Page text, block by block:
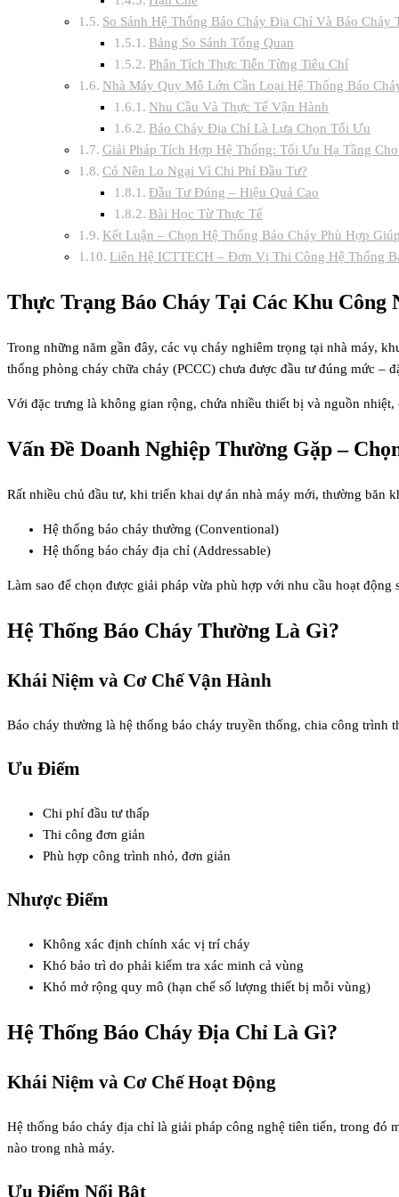
So Sánh Hệ Thống Báo Cháy Địa Chỉ Và Báo Cháy
Bảng So Sánh Tổng Quan
Phân Tích Thực Tiễn Từng Tiêu Chí
Nhà Máy Quy Mô Lớn Cần Loại Hệ Thống Báo
Nhu Cầu Và Thực Tế Vận Hành
Báo Cháy Địa Chỉ Là Lựa Chọn Tối Ưu
Giải Pháp Tích Hợp Hệ Thống: Tối Ưu Hạ Tầng
Có Nên Lo Ngại Vì Chi Phí Đầu Tư?
Đầu Tư Đúng – Hiệu Quả Cao
Bài Học Từ Thực Tế
Kết Luận – Chọn Hệ Thống Báo Cháy Phù Hợp
Liên Hệ ICTTECH – Đơn Vị Thi Công Hệ Thống
Thực Trạng Báo Cháy Tại Các Khu Công
Trong những năm gần đây, các vụ cháy nghiêm trọng tại nhà máy,
thống phòng cháy chữa cháy (PCCC) chưa được đầu tư đúng mức –
Với đặc trưng là không gian rộng, chứa nhiều thiết bị và nguồn
Vấn Đề Doanh Nghiệp Thường Gặp –
Rất nhiều chủ đầu tư, khi triển khai dự án nhà máy mới, thường băn
Hệ thống báo cháy thường (Conventional)
Hệ thống báo cháy địa chỉ (Addressable)
Làm sao để chọn được giải pháp vừa phù hợp với nhu cầu hoạt
Hệ Thống Báo Cháy Thường Là Gì?
Khái Niệm và Cơ Chế Vận Hành
Báo cháy thường là hệ thống báo cháy truyền thống, chia công
Ưu Điểm
Chi phí đầu tư thấp
Thi công đơn giản
Phù hợp công trình nhỏ, đơn giản
Nhược Điểm
Không xác định chính xác vị trí cháy
Khó bảo trì do phải kiểm tra xác minh cả vùng
Khó mở rộng quy mô (hạn chế số lượng thiết bị mỗi vùng)
Hệ Thống Báo Cháy Địa Chỉ Là Gì?
Khái Niệm và Cơ Chế Hoạt Động
Hệ thống báo cháy địa chỉ là giải pháp công nghệ tiên tiến, trong
nào trong nhà máy.
Ưu Điểm Nổi Bật